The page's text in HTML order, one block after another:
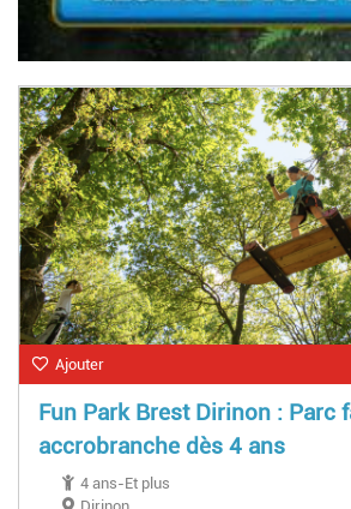
Ajouter
Fun Park Brest Dirinon : Parc
accrobranche dès 4 ans
4 ans-Et plus
Dirinon